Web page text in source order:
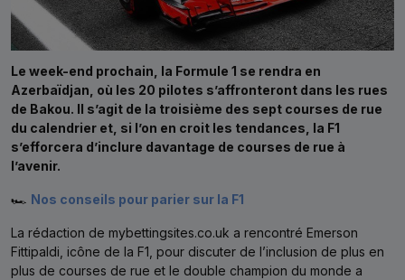
Le week-end prochain, la Formule 1 se rendra en
Azerbaïdjan, où les 20 pilotes s’affronteront dans les rues
de Bakou. Il s’agit de la troisième des sept courses de rue
du calendrier et, si l’on en croit les tendances, la F1
s’efforcera d’inclure davantage de courses de rue à
l’avenir.
🏎 Nos conseils pour parier sur la F1
La rédaction de mybettingsites.co.uk a rencontré Emerson
Fittipaldi, icône de la F1, pour discuter de l’inclusion de plus en
plus de courses de rue et le double champion du monde a